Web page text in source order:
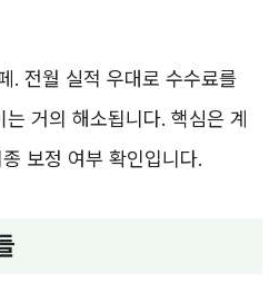
. 전월 실적 우대로 수수료를
거의 해소됩니다. 핵심은 계
보정 여부 확인입니다.